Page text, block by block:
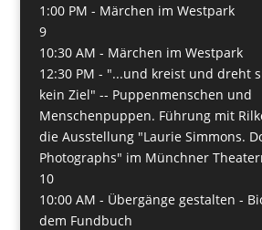
1:00 PM - Märchen im Westpark
9
10:30 AM - Märchen im Westpark
12:30 PM - "...und kreist und dreht
kein Ziel" -- Puppenmenschen und
Menschenpuppen. Führung mit
die Ausstellung "Laurie Simmons.
Photographs" im Münchner
10
10:00 AM - Übergänge gestalten -
dem Fundbuch